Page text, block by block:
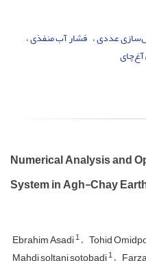
عددی فشار آب منفذی
Numerical Analysis and
System in Agh-Chay
Ebrahim Asadi1 Tohid
1